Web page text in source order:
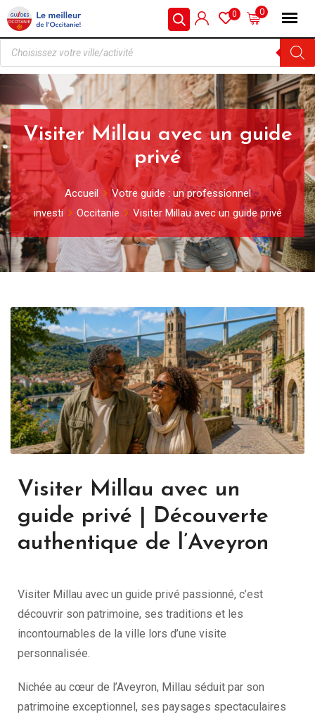
0
0
Visiter Millau avec un guide
privé
Accueil
Votre guide : un professionnel
investi
Occitanie Visiter Millau avec un guide privé
Visiter Millau avec un
guide privé | Découverte
authentique de l’Aveyron
Visiter Millau avec un guide privé passionné, c’est
découvrir son patrimoine, ses traditions et les
incontournables de la ville lors d’une visite
personnalisée.
Nichée au cœur de l’Aveyron, Millau séduit par son
patrimoine exceptionnel, ses paysages spectaculaires